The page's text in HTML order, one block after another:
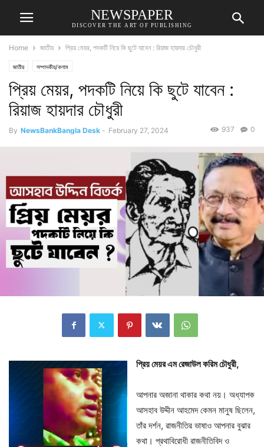
NEWSPAPER
DISCOVER THE ART OF PUBLISHING
Home জাতীয় প্রিয় মেয়র, পদকটি নিয়ে কি ছুটে যাবেন : রিয়াজ হায়দার চৌধুরী
জাতীয় সম্পাদকীয়/কলাম
প্রিয় মেয়র, পদকটি নিয়ে কি ছুটে যাবেন :
রিয়াজ হায়দার চৌধুরী
By NewsBankBangla Desk - February 27, 2024 0
937
প্রিয় মেয়র এম রেজাউল করিম চৌধুরী,
আপনার অজানা থাকার কথা নয়। অধ্যাপক
আসহাব উদ্দীন আহমেদ কেমন মানুষ ছিলেন,
তাঁর দর্শন, রাজনীতির ভাষাও আপনার বুঝার
কথা। প্রথাবিরোধী রাজনীতিবিদ ও